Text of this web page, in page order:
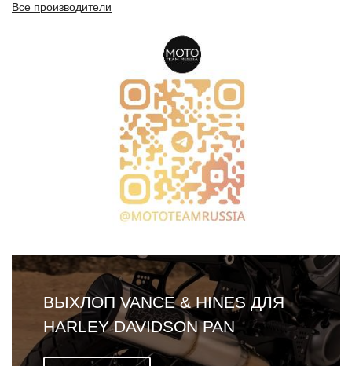
Все производители
ВЫХЛОП VANCE & HINES ДЛЯ
HARLEY DAVIDSON PAN
AMERICA